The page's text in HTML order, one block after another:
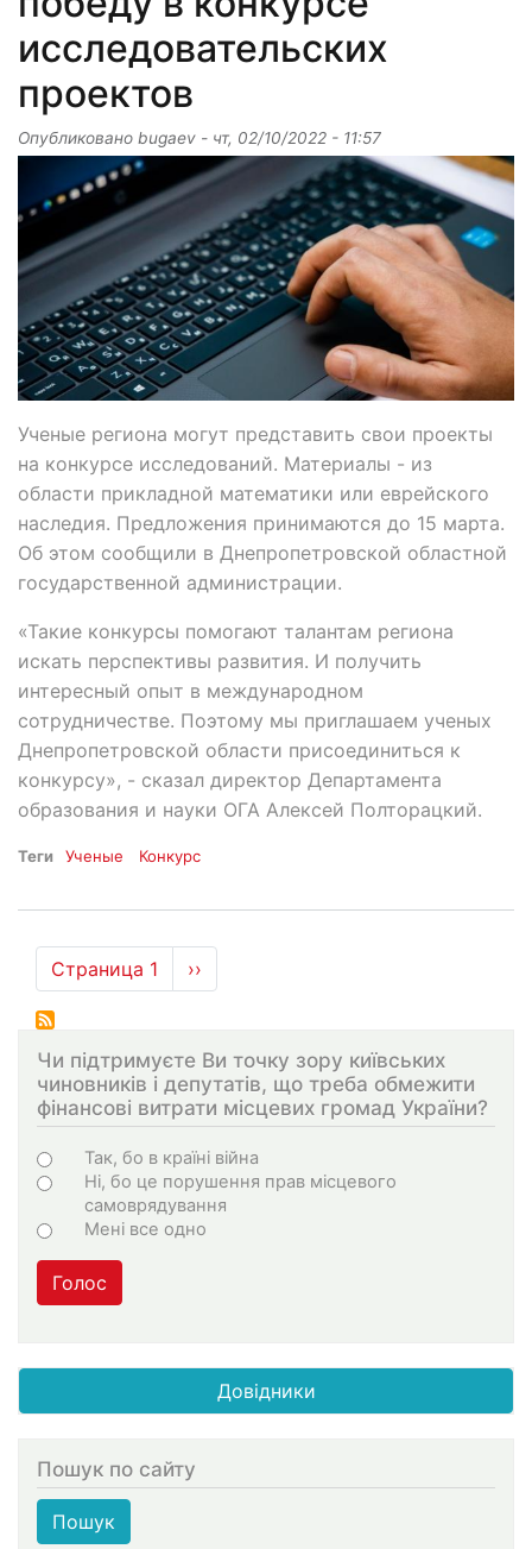
исследовательских
проектов
Опубликовано bugaev - чт, 02/10/2022 - 11:57
Ученые региона могут представить свои проекты
на конкурсе исследований. Материалы - из
области прикладной математики или еврейского
наследия. Предложения принимаются до 15 марта.
Об этом сообщили в Днепропетровской областной
государственной администрации.
«Такие конкурсы помогают талантам региона
искать перспективы развития. И получить
интересный опыт в международном
сотрудничестве. Поэтому мы приглашаем ученых
Днепропетровской области присоединиться к
конкурсу», - сказал директор Департамента
образования и науки ОГА Алексей Полторацкий.
Теги Ученые Конкурс
Нумерация
страниц
Страница 1
Следующая
страница
››
Чи підтримуєте Ви точку зору київських
чиновників і депутатів, що треба обмежити
фінансові витрати місцевих громад України?
Choices
Так, бо в країні війна
Ні, бо це порушення прав місцевого
самоврядування
Мені все одно
Голос
Довідники
Пошук по сайту
Пошук